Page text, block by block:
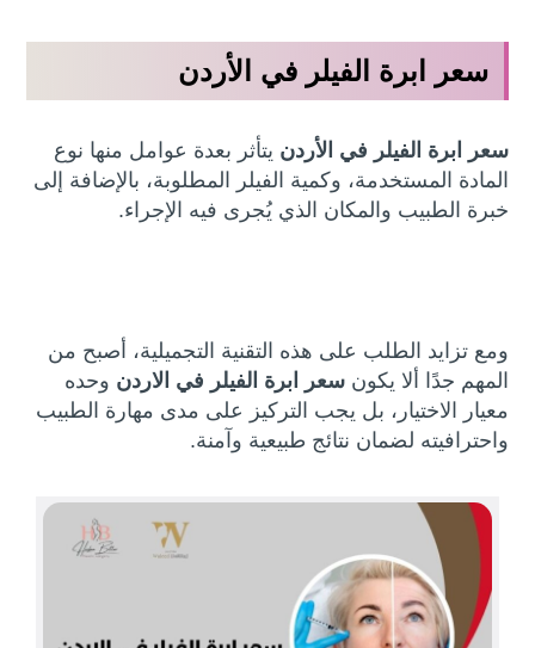
سعر ابرة الفيلر في الأردن
سعر ابرة الفيلر في الأردن يتأثر بعدة عوامل منها نوع
المادة المستخدمة، وكمية الفيلر المطلوبة، بالإضافة إلى
خبرة الطبيب والمكان الذي يُجرى فيه الإجراء.
ومع تزايد الطلب على هذه التقنية التجميلية، أصبح من
المهم جدًا ألا يكونسعر ابرة الفيلر في الاردن وحده
معيار الاختيار، بل يجب التركيز على مدى مهارة الطبيب
واحترافيته لضمان نتائج طبيعية وآمنة.